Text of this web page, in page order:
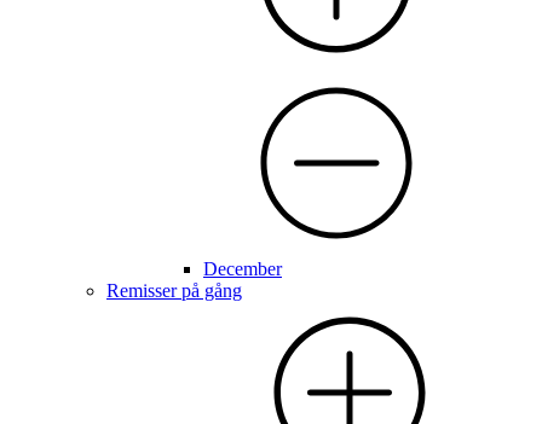
December
Remisser på gång